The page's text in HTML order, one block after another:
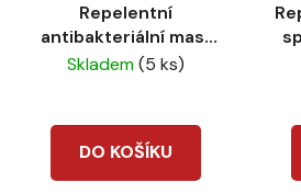
Repelentní
antibakteriální mast
Protection plus
Skladem(5 ks)
DO KOŠÍKU